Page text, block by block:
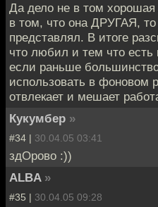
Да дело не в том
в том, что она ДРУГАЯ, то
представлял. В итоге
что любил и тем что
если раньше
использовать в фоновом
отвлекает и мешает
Кукумбер »
#34 | 30.04.05 03:41
здОрово :))
ALBA »
#35 | 30.04.05 09:28